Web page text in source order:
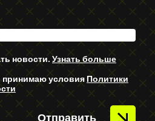
новости. Узнать больше
условия Политики
Отправить